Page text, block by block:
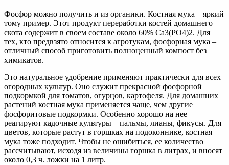
Фосфор можно получить и из органики. Костная мука – яркий
тому пример. Этот продукт переработки костей домашнего
скота содержит в своем составе около 60% Ca3(PO4)2. Для
тех, кто предвзято относится к агротукам, фосфорная мука –
отличный способ приготовить полноценный компост без
химикатов.
Это натуральное удобрение применяют практически для всех
огородных культур. Оно служит прекрасной фосфорной
подкормкой для томатов, огурцов, картофеля. Для домашних
растений костная мука применяется чаще, чем другие
фосфоритовые подкормки. Особенно хорошо на нее
реагируют кадочные культуры – пальмы, лианы, фикусы. Для
цветов, которые растут в горшках на подоконнике, костная
мука тоже подходит. Чтобы не ошибиться, ее количество
рассчитывают, исходя из величины горшка в литрах, и вносят
около 0,3 ч. ложки на 1 литр.